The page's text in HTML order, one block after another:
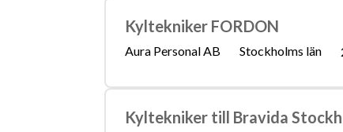
Kyltekniker FORDON
Aura Personal AB Stockholms län
Kyltekniker till Bravida